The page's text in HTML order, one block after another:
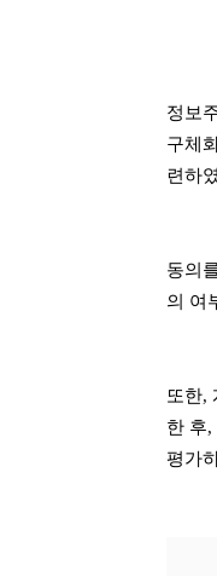
정보
구체
련하
동의
의 여
또한,
한 후
평가